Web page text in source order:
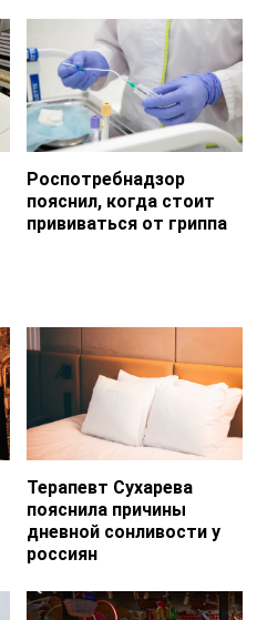
Роспотребнадзор
пояснил, когда стоит
прививаться от гриппа
Терапевт Сухарева
пояснила причины
дневной сонливости у
россиян